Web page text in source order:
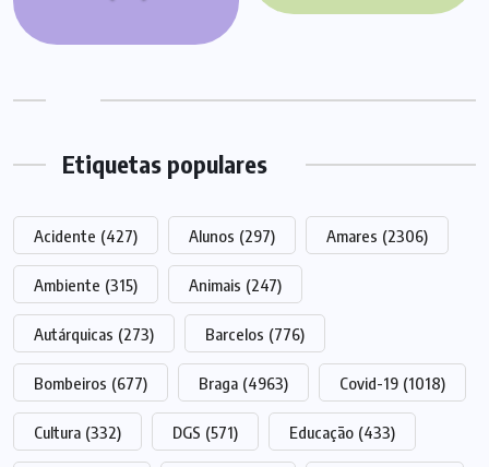
Etiquetas populares
Acidente (427) Alunos (297) Amares (2306)
Ambiente (315) Animais (247)
Autárquicas (273) Barcelos (776)
Bombeiros (677) Braga (4963) Covid-19 (1018)
Cultura (332) DGS (571) Educação (433)